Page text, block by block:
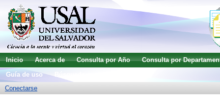
Inicio Acerca de Consulta por Año
Consulta por
Guía de uso
Conectarse